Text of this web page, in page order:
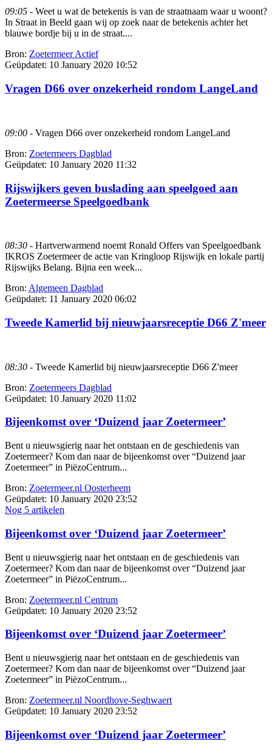
09:05 - Weet u wat de betekenis is van de straatnaam waar u woont?
In Straat in Beeld gaan wij op zoek naar de betekenis achter het
blauwe bordje bij u in de straat....
Bron: Zoetermeer Actief
Geüpdatet: 10 January 2020 10:52
Vragen D66 over onzekerheid rondom LangeLand
09:00 - Vragen D66 over onzekerheid rondom LangeLand
Bron: Zoetermeers Dagblad
Geüpdatet: 10 January 2020 11:32
Rijswijkers geven buslading aan speelgoed aan
Zoetermeerse Speelgoedbank
08:30 - Hartverwarmend noemt Ronald Offers van Speelgoedbank
IKROS Zoetermeer de actie van Kringloop Rijswijk en lokale partij
Rijswijks Belang. Bijna een week...
Bron: Algemeen Dagblad
Geüpdatet: 11 January 2020 06:02
Tweede Kamerlid bij nieuwjaarsreceptie D66 Z'meer
08:30 - Tweede Kamerlid bij nieuwjaarsreceptie D66 Z'meer
Bron: Zoetermeers Dagblad
Geüpdatet: 10 January 2020 11:02
Bijeenkomst over ‘Duizend jaar Zoetermeer’
Bent u nieuwsgierig naar het ontstaan en de geschiedenis van
Zoetermeer? Kom dan naar de bijeenkomst over “Duizend jaar
Zoetermeer” in PiëzoCentrum...
Bron: Zoetermeer.nl Oosterheem
Geüpdatet: 10 January 2020 23:52
Nog 5 artikelen
Bijeenkomst over ‘Duizend jaar Zoetermeer’
Bent u nieuwsgierig naar het ontstaan en de geschiedenis van
Zoetermeer? Kom dan naar de bijeenkomst over “Duizend jaar
Zoetermeer” in PiëzoCentrum...
Bron: Zoetermeer.nl Centrum
Geüpdatet: 10 January 2020 23:52
Bijeenkomst over ‘Duizend jaar Zoetermeer’
Bent u nieuwsgierig naar het ontstaan en de geschiedenis van
Zoetermeer? Kom dan naar de bijeenkomst over “Duizend jaar
Zoetermeer” in PiëzoCentrum...
Bron: Zoetermeer.nl Noordhove-Seghwaert
Geüpdatet: 10 January 2020 23:52
Bijeenkomst over ‘Duizend jaar Zoetermeer’